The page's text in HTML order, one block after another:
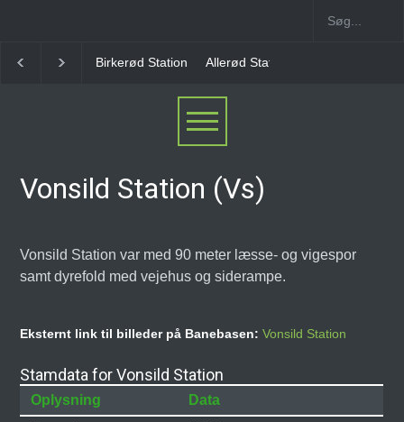
Allerød Station Favrholm Station
Vonsild Station (Vs)
Vonsild Station var med 90 meter læsse- og vigespor
samt dyrefold med vejehus og siderampe.
Eksternt link til billeder på Banebasen:Vonsild Station
Stamdata for Vonsild Station
Oplysning
Data